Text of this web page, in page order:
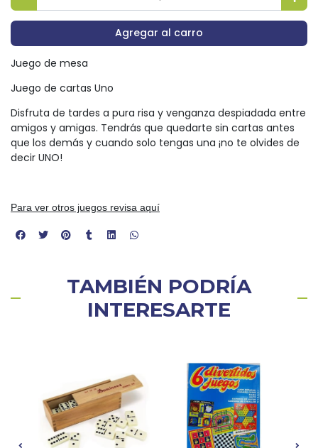
Agregar al carro
Juego de mesa
Juego de cartas Uno
Disfruta de tardes a pura risa y venganza despiadada entre
amigos y amigas. Tendrás que quedarte sin cartas antes
que los demás y cuando solo tengas una ¡no te olvides de
decir UNO!
Para ver otros juegos revisa aquí
TAMBIÉN PODRÍA
INTERESARTE